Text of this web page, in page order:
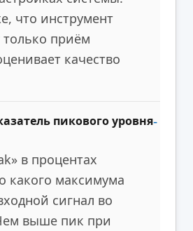
что инструмент
только приём
качество
пикового уровня
в процентах
какого максимума
сигнал во
выше пик при